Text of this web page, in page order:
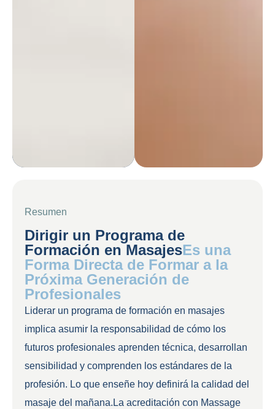
Resumen
Dirigir un Programa de
Formación en MasajesEs una
Forma Directa de Formar a la
Próxima Generación de
Profesionales
Liderar un programa de formación en masajes
implica asumir la responsabilidad de cómo los
futuros profesionales aprenden técnica, desarrollan
sensibilidad y comprenden los estándares de la
profesión. Lo que enseñe hoy definirá la calidad del
masaje del mañana.La acreditación con Massage